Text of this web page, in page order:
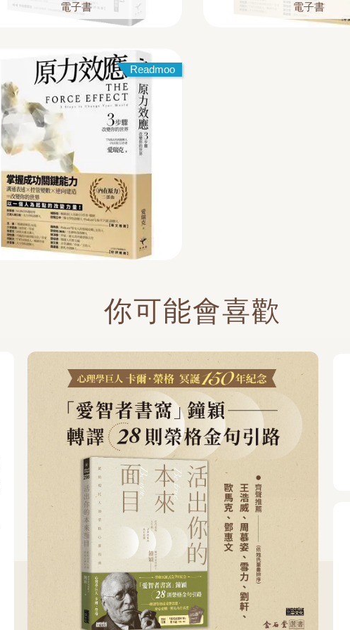
電子書 電子書
Readmoo
你可能會喜歡